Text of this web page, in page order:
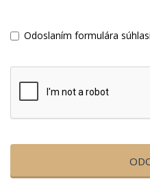
Odoslaním formulára